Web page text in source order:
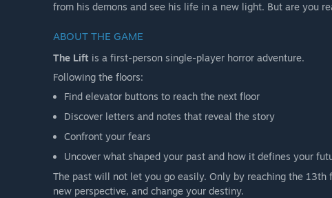
from his demons and see his life in a new light. But are you
ABOUT THE GAME
The Lift is a first-person single-player horror adventure.
Following the floors:
Find elevator buttons to reach the next floor
Discover letters and notes that reveal the story
Confront your fears
Uncover what shaped your past and how it defines your
The past will not let you go easily. Only by reaching the
new perspective, and change your destiny.